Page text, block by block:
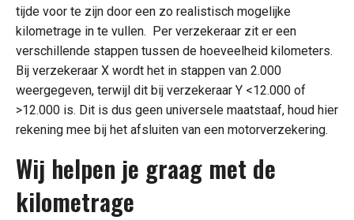
tijde voor te zijn door een zo realistisch mogelijke
kilometrage in te vullen. Per verzekeraar zit er een
verschillende stappen tussen de hoeveelheid kilometers.
Bij verzekeraar X wordt het in stappen van 2.000
weergegeven, terwijl dit bij verzekeraar Y <12.000 of
>12.000 is. Dit is dus geen universele maatstaaf, houd hier
rekening mee bij het afsluiten van een motorverzekering.
Wij helpen je graag met de
kilometrage